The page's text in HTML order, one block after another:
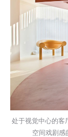
处于视觉中心的客
空间戏剧感